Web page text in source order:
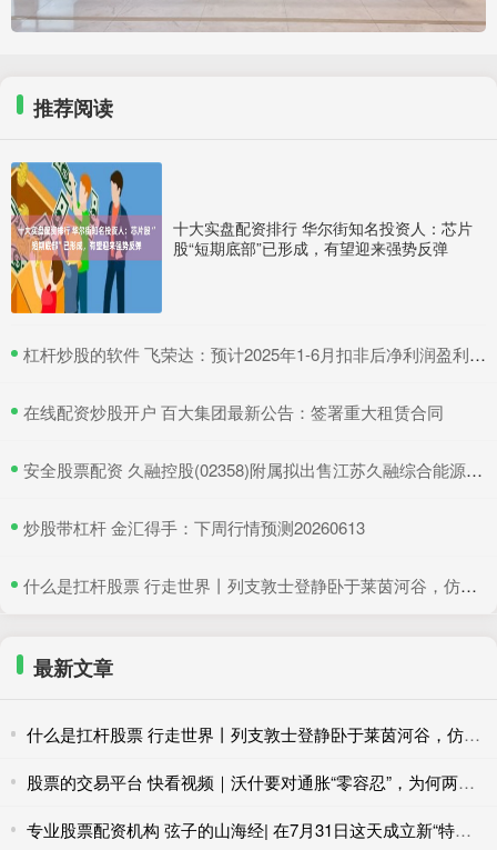
推荐阅读
十大实盘配资排行 华尔街知名投资人：芯片
股“短期底部”已形成，有望迎来强势反弹
​杠杆炒股的软件 飞荣达：预计2025年1-6月扣非后净利润盈利1.25亿元至1.4亿元
​在线配资炒股开户 百大集团最新公告：签署重大租赁合同
​安全股票配资 久融控股(02358)附属拟出售江苏久融综合能源及其位于南京的13个电动汽车充电站
​炒股带杠杆 金汇得手：下周行情预测20260613
​什么是扛杆股票 行走世界丨列支敦士登静卧于莱茵河谷，仿佛从未改变
最新文章
什么是扛杆股票 行走世界丨列支敦士登静卧于莱茵河谷，仿佛从未改变
股票的交易平台 快看视频｜沃什要对通胀“零容忍”，为何两次“按兵不动”？
专业股票配资机构 弦子的山海经| 在7月31日这天成立新“特高课”，日本险恶用心昭然若揭